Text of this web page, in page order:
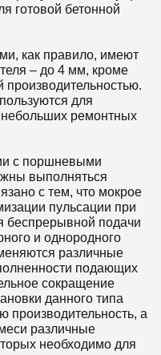
готовой бетонной
как правило, имеют
– до 4 мм, кроме
производительностью.
для
ремонтных
с поршневыми
выполняться
с тем, что мокрое
пульсации при
беспрерывной подачи
и однородного
различные
подающих
сокращение
данного типа
производительность, а
различные
необходимо для